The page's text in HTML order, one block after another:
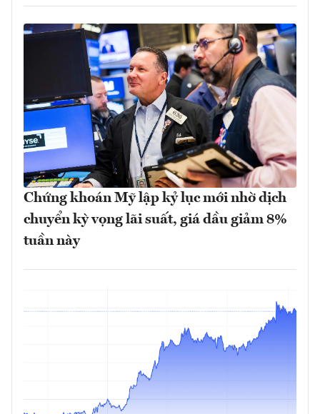
Chứng khoán Mỹ lập kỷ lục mới nhờ dịch
chuyển kỳ vọng lãi suất, giá dầu giảm 8%
tuần này